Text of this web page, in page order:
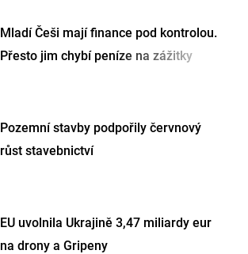
Mladí Češi mají finance pod kontrolou.
Přesto jim chybí peníze na zážitky
Pozemní stavby podpořily červnový
růst stavebnictví
EU uvolnila Ukrajině 3,47 miliardy eur
na drony a Gripeny